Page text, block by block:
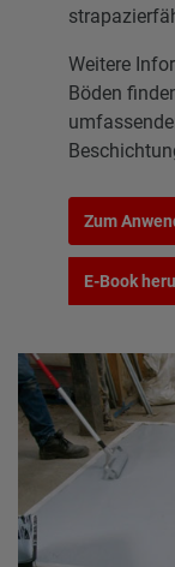
Weitere
Böden
Zum
E-Book